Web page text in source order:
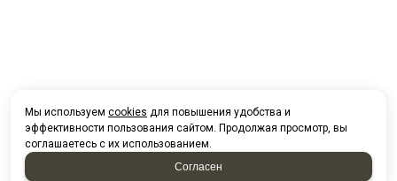
Мы используем cookies для повышения удобства и
эффективности пользования сайтом. Продолжая просмотр, вы
соглашаетесь с их использованием.
Согласен